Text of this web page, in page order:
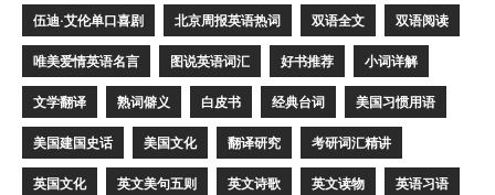
伍迪·艾伦单口喜剧 北京周报英语热词 双语全文 双语阅读
唯美爱情英语名言 图说英语词汇 好书推荐 小词详解
文学翻译 熟词僻义 白皮书 经典台词 美国习惯用语
美国建国史话 美国文化 翻译研究 考研词汇精讲
英国文化 英文美句五则 英文诗歌 英文读物 英语习语